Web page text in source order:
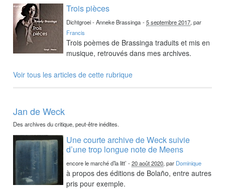
Trois pièces
Dichtgroei - Anneke Brassinga -5 septembre 2017, par
Francis
Trois poèmes de Brassinga traduits et mis en
musique, retrouvés dans mes archives.
Voir tous les articles de cette rubrique
Jan de Weck
Des archives du critique, peut-être inédites.
Une courte archive de Weck suivie
d’une trop longue note de Meens
encore le marché d’la litt’ -20 août 2020, par Dominique
à propos des éditions de Bolaño, entre autres
pris pour exemple.